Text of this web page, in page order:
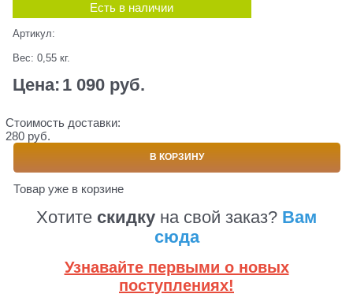
Есть в наличии
Артикул:
Вес: 0,55 кг.
Цена: 1 090 руб.
Стоимость доставки:
280 руб.
В КОРЗИНУ
Товар уже в корзине
Хотите скидку на свой заказ? Вам
сюда
Узнавайте первыми о новых
поступлениях!